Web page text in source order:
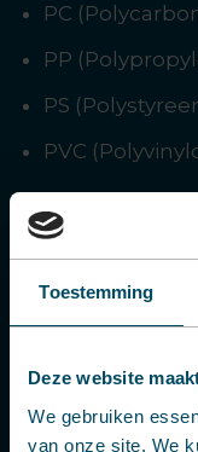
Toestemming
Deze website
We gebruiken
van onze site. We
PC
PP
PS
PVC
Lees in het artikel
worden
eigenschappen
materialen.